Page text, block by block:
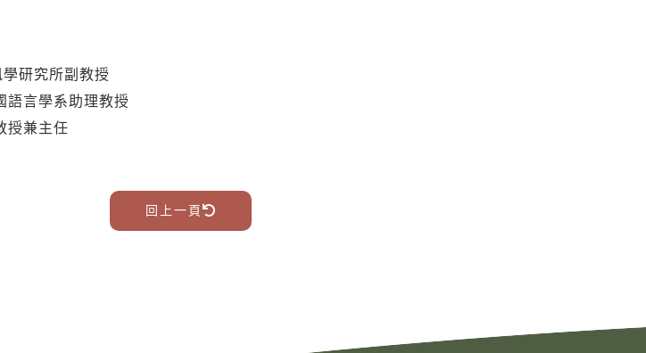
研究所副教授
語言學系助理教授
授兼主任
回上一頁